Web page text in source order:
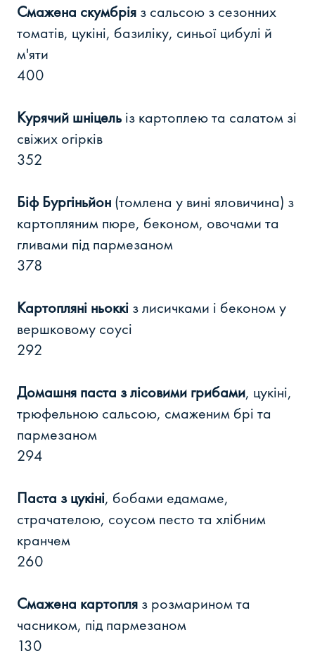
Смажена скумбрія з сальсою з сезонних
томатів, цукіні, базиліку, синьої цибулі й
м'яти
400
Курячий шніцель із картоплею та салатом зі
свіжих огірків
352
Біф Бургіньйон (томлена у вині яловичина) з
картопляним пюре, беконом, овочами та
гливами під пармезаном
378
Картопляні ньоккі з лисичками і беконом у
вершковому соусі
292
Домашня паста з лісовими грибами, цукіні,
трюфельною сальсою, смаженим брі та
пармезаном
294
Паста з цукіні, бобами едамаме,
страчателою, соусом песто та хлібним
кранчем
260
Смажена картопля з розмарином та
часником, під пармезаном
130